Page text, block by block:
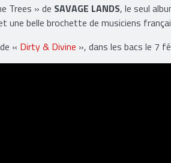
Trees » de SAVAGE LANDS, le seul
une belle brochette de musiciens
« Dirty & Divine », dans les bacs le 7